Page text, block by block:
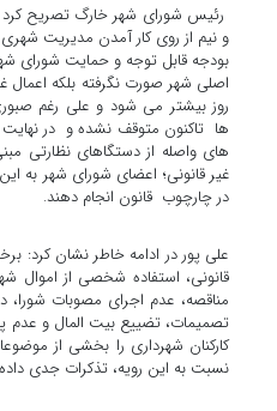
رئیس شورای شهر خارگ تصریح کرد
و نیم از روی کار آمدن مدیریت
بودجه قابل توجه و حمایت شورای
اصلی شهر صورت نگرفته بلکه اعمال
روز بیشتر می شود و علی رغم
ها تاکنون متوقف نشده و در
های واصله از دستگاهای نظارتی
غیر قانونی؛ اعضای شورای شهر به
در چارچوب قانون انجام دهند.
علی پور در ادامه خاطر نشان کرد:
قانونی، استفاده شخصی از اموال
مناقصه، عدم اجرای مصوبات
تصمیمات، تضییع بیت المال و عدم
کارکنان شهرداری را بخشی از
نسبت به این رویه، تذکرات جدی